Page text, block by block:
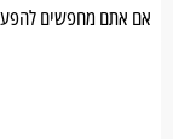
אם אתם מחפשים